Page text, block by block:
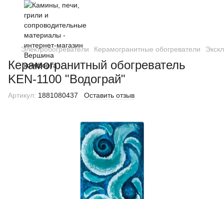
Электробогреватели Керамогранитные обогреватели
Керамогранитный обогреватель
KEN-1100 "Водограй"
Артикул: 1881080437 Оставить отзыв